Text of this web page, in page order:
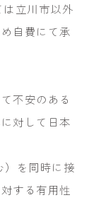
立川市以外
自費にて承
不安のある
対して日本
を同時に接
する有用性